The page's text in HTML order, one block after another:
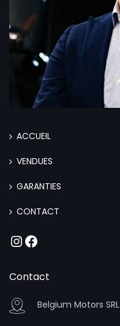
ACCUEIL
VENDUES
GARANTIES
CONTACT
Instagram
Facebook
Contact
Belgium Motors SRL